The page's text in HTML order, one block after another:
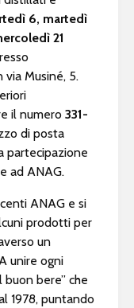
6, martedì
21
via Musiné, 5.
il numero 331-
di posta
partecipazione
ad ANAG.
ANAG e si
prodotti per
un
unire ogni
bere” che
1978, puntando